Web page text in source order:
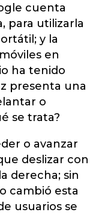
cuenta
para utilizarla
y la
en
ha tenido
presenta una
o
se trata?
o avanzar
deslizar con
derecha; sin
cambió esta
usuarios se